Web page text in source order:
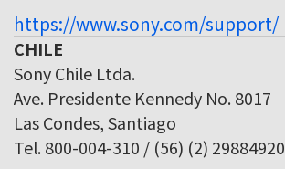
https://www.sony.com/support/
CHILE
Sony Chile Ltda.
Ave. Presidente Kennedy No. 8017
Las Condes, Santiago
Tel. 800-004-310 / (56) (2) 29884920